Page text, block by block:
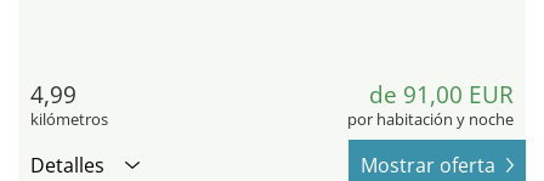
4,99
kilómetros
de 91,00 EUR
por habitación y noche
Detalles Mostrar oferta